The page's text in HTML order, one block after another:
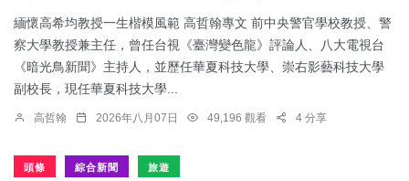
緬懷高希均教授一生楷模風範 高哲翰專文 前中央警官學校教授、警
察大學教授兼主任，曾任台視《臺灣變色龍》評論人、八大電視台
《暗光鳥新聞》主持人，並歷任華夏科技大學、崇右影藝科技大學
副校長，現任華夏科技大學...
高哲翰 2026年八月07日 49,196 觀看 4 分享
頭條 綜合新聞 旅遊